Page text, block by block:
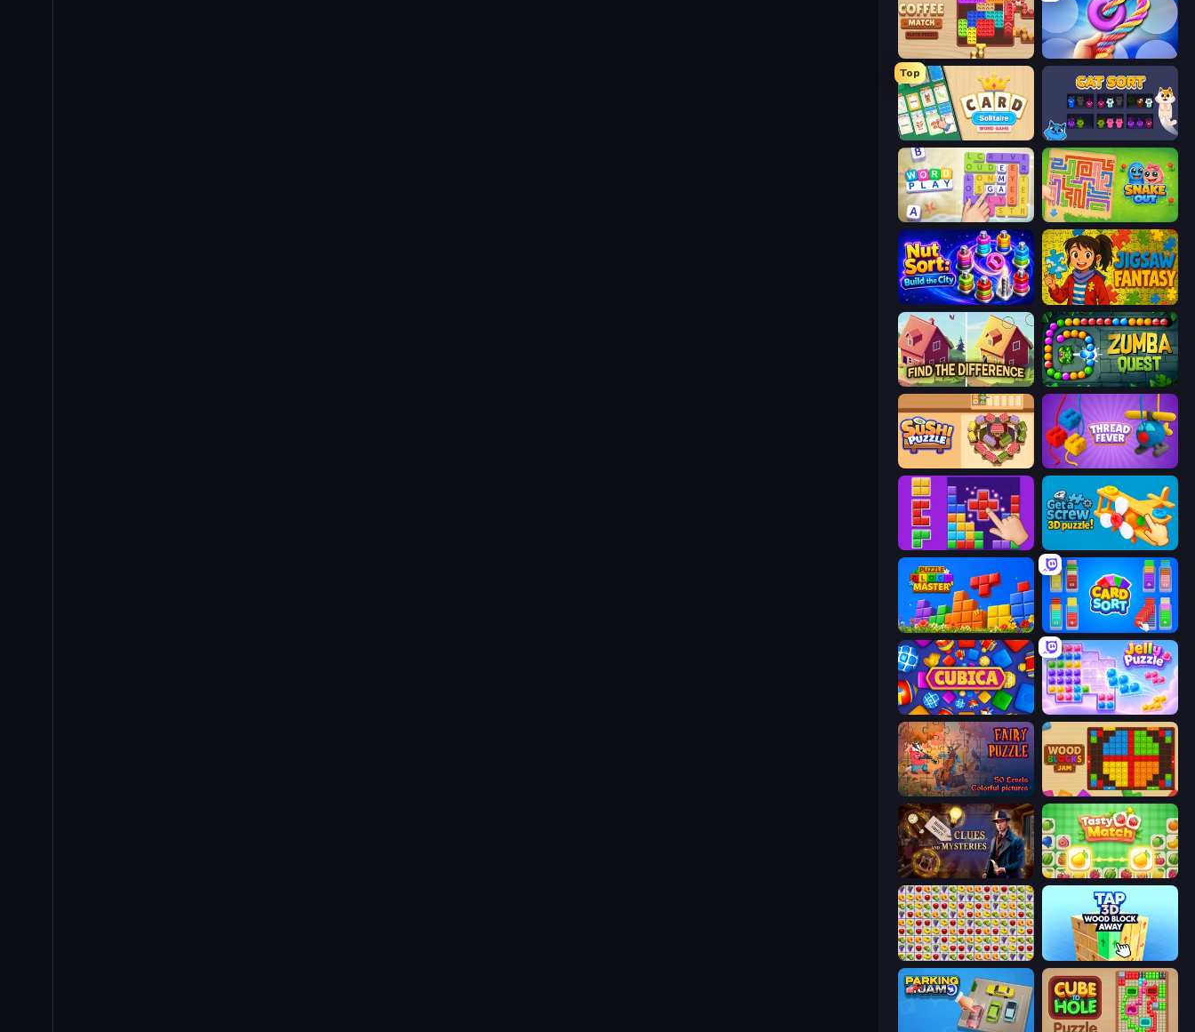
Twisted Tangle
Top
Cat Sort
Word Play Snake Out: Maze Escape
Nut Sort: Build the City Jigsaw Fantasy
Find The Difference Zumba Quest
Thread Fever
BlockBuster Puzzle Get a Screw: 3D Puzzle!
Puzzle Block Master Card Sort
Cubica Jelly Puzzle
Fairy Puzzle Wood Blocks Jam
Hidden Object: Clues and Mysteries Tasty Match: Mahjong Pairs
Same Game Fruit Collapse